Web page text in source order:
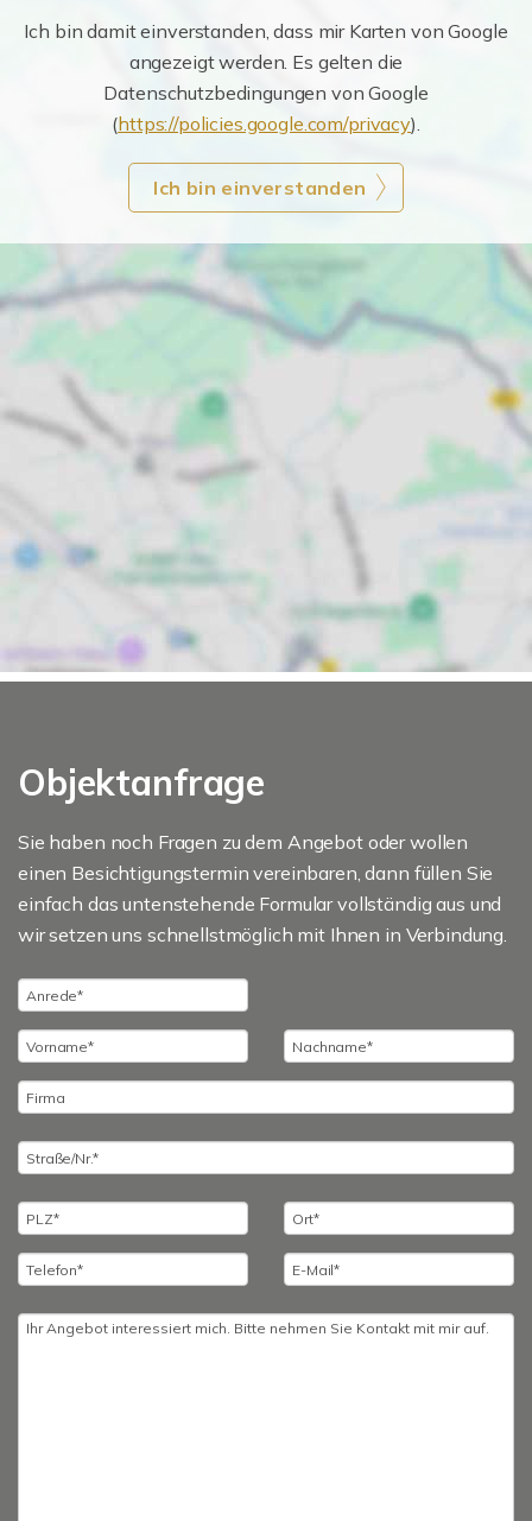
Ich bin damit einverstanden, dass mir Karten von Google
angezeigt werden. Es gelten die
Datenschutzbedingungen von Google
(https://policies.google.com/privacy).
Ich bin einverstanden
Objektanfrage
Sie haben noch Fragen zu dem Angebot oder wollen
einen Besichtigungstermin vereinbaren, dann füllen Sie
einfach das untenstehende Formular vollständig aus und
wir setzen uns schnellstmöglich mit Ihnen in Verbindung.